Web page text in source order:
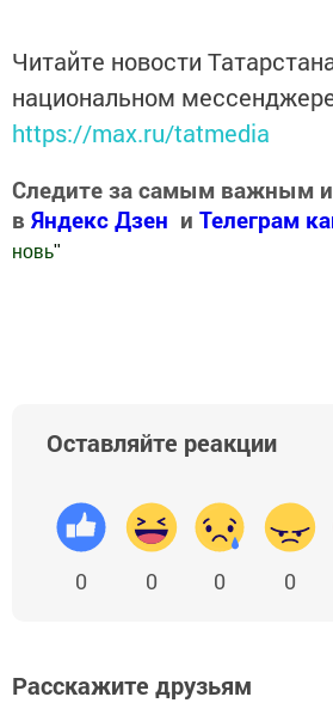
Читайте новости
национальном
https://max.ru/tatmedia
Следите за самым важным
в Яндекс Дзен и Телеграм
новь"
Оставляйте реакции
0 0 0 0
Расскажите друзьям